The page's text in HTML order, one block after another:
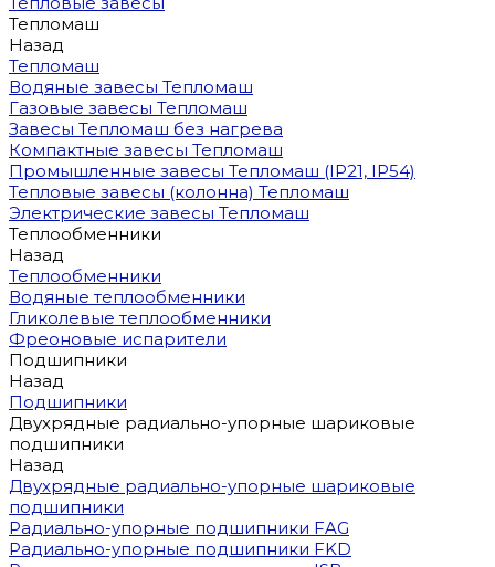
Тепломаш
Назад
Тепломаш
Водяные завесы Тепломаш
Газовые завесы Тепломаш
Завесы Тепломаш без нагрева
Компактные завесы Тепломаш
Промышленные завесы Тепломаш (IP21, IP54)
Тепловые завесы (колонна) Тепломаш
Электрические завесы Тепломаш
Теплообменники
Назад
Теплообменники
Водяные теплообменники
Гликолевые теплообменники
Фреоновые испарители
Подшипники
Назад
Подшипники
Двухрядные радиально-упорные шариковые
подшипники
Назад
Двухрядные радиально-упорные шариковые
подшипники
Радиально-упорные подшипники FAG
Радиально-упорные подшипники FKD